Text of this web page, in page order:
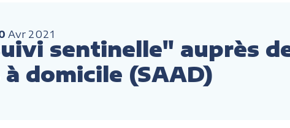
Avr 2021
sentinelle" auprès
domicile (SAAD)